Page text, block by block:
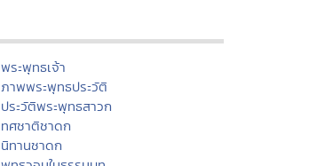
พระพุทธเจ้า
ภาพพระพุทธประวัติ
ประวัติพระพุทธสาวก
ทศชาติชาดก
นิทานชาดก